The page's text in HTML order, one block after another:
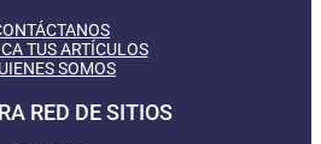
TUS ARTÍCULOS
SOMOS
RED DE SITIOS